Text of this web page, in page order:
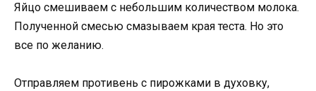
Яйцо смешиваем с небольшим количеством молока.
Полученной смесью смазываем края теста. Но это
все по желанию.
Отправляем противень с пирожками в духовку,